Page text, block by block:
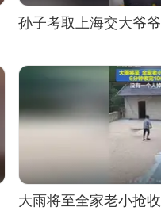
孙子考取上海交大爷
大雨将至全家老小抢